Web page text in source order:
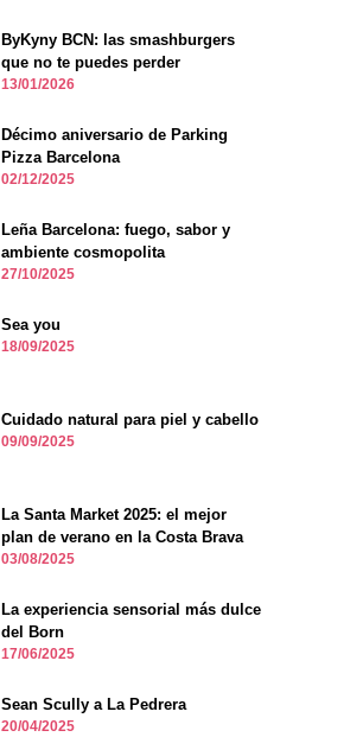
ByKyny BCN: las smashburgers
que no te puedes perder
13/01/2026
Décimo aniversario de Parking
Pizza Barcelona
02/12/2025
Leña Barcelona: fuego, sabor y
ambiente cosmopolita
27/10/2025
Sea you
18/09/2025
Cuidado natural para piel y cabello
09/09/2025
La Santa Market 2025: el mejor
plan de verano en la Costa Brava
03/08/2025
La experiencia sensorial más dulce
del Born
17/06/2025
Sean Scully a La Pedrera
20/04/2025